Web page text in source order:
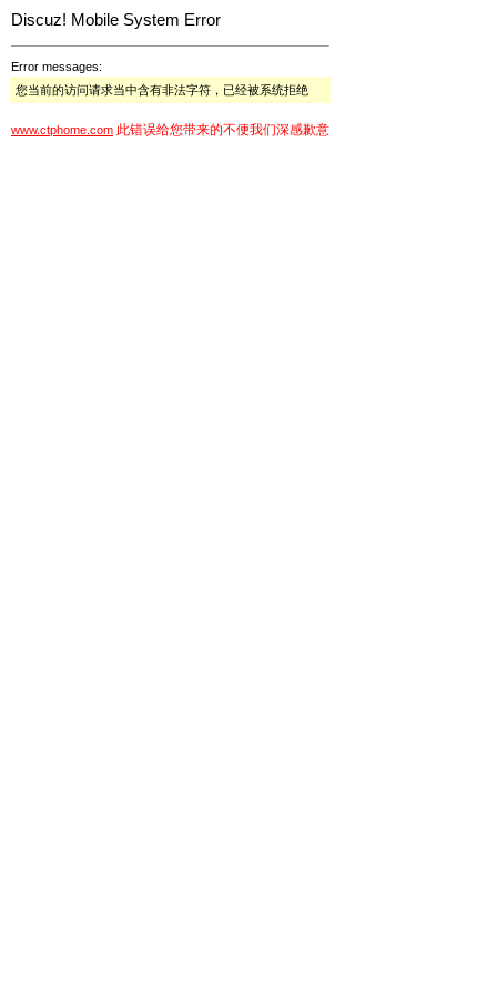
Discuz! Mobile System Error
Error messages:
您当前的访问请求当中含有非法字符，已经被系统拒绝
www.ctphome.com 此错误给您带来的不便我们深感歉意